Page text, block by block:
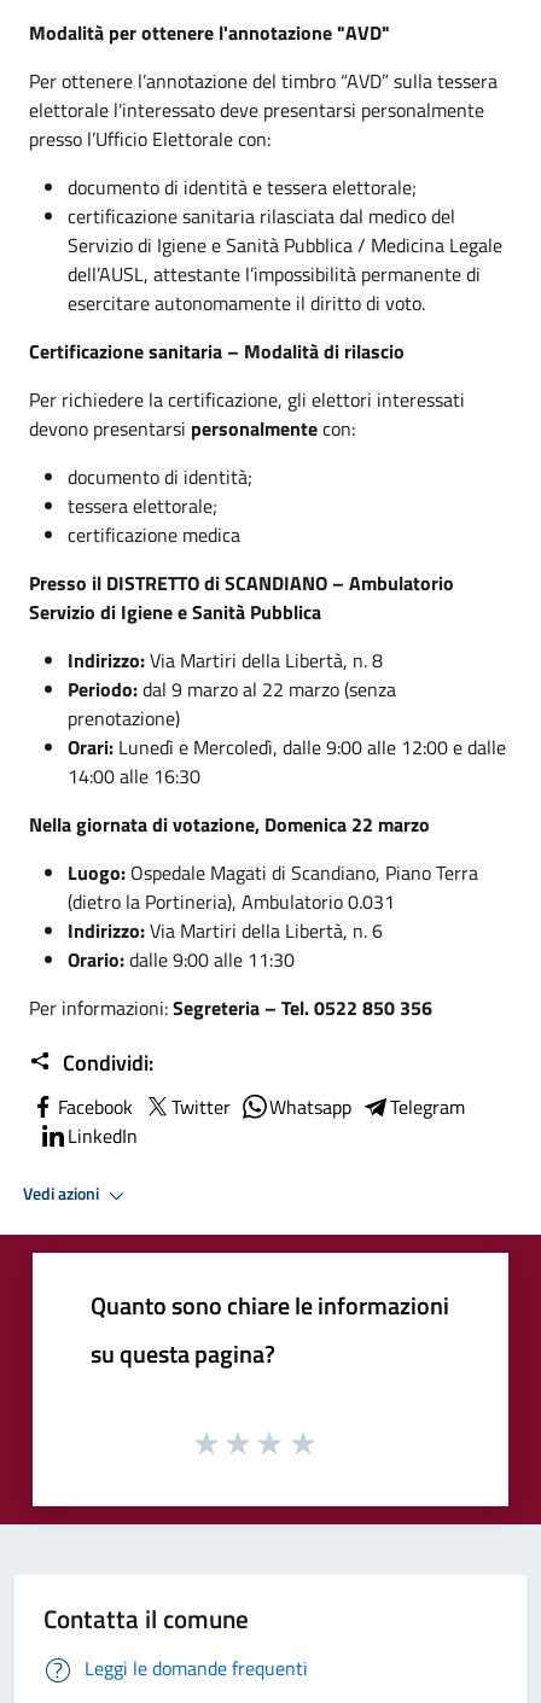
Modalità per ottenere l'annotazione "AVD"
Per ottenere l’annotazione del timbro “AVD” sulla tessera
elettorale l'interessato deve presentarsi personalmente
presso l’Ufficio Elettorale con:
documento di identità e tessera elettorale;
certificazione sanitaria rilasciata dal medico del
Servizio di Igiene e Sanità Pubblica / Medicina Legale
dell’AUSL, attestante l’impossibilità permanente di
esercitare autonomamente il diritto di voto.
Certificazione sanitaria – Modalità di rilascio
Per richiedere la certificazione, gli elettori interessati
devono presentarsi personalmentecon:
documento di identità;
tessera elettorale;
certificazione medica
Presso il DISTRETTO di SCANDIANO – Ambulatorio
Servizio di Igiene e Sanità Pubblica
Indirizzo:Via Martiri della Libertà, n. 8
Periodo:dal 9 marzo al 22 marzo (senza
prenotazione)
Orari: Lunedì e Mercoledì, dalle 9:00 alle 12:00 e dalle
14:00 alle 16:30
Nella giornata di votazione, Domenica 22 marzo
Luogo: Ospedale Magati di Scandiano, Piano Terra
(dietro la Portineria), Ambulatorio 0.031
Indirizzo:Via Martiri della Libertà, n. 6
Orario:dalle 9:00 alle 11:30
Per informazioni:Segreteria – Tel. 0522 850 356
Condividi:
Facebook Twitter Whatsapp
Telegram
LinkedIn
Vedi azioni
Quanto sono chiare le informazioni
su questa pagina?
Contatta il comune
Leggi le domande frequenti